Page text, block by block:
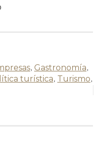
, Gastronomía,
turística, Turismo,